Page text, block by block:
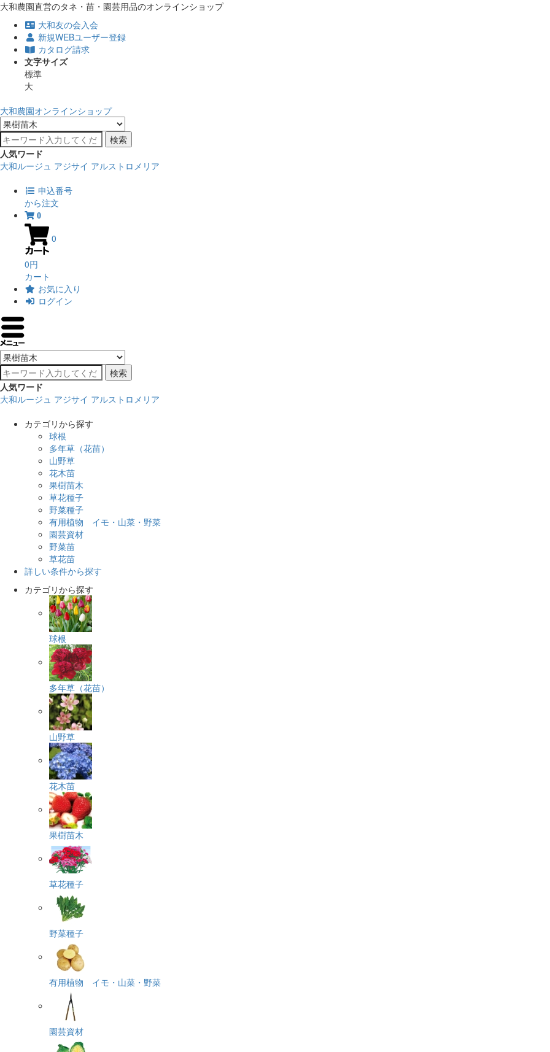
大和農園直営のタネ・苗・園芸用品のオンラインショップ
大和友の会入会
新規WEBユーザー登録
カタログ請求
文字サイズ
標準
大
大和農園オンラインショップ
検索
人気ワード
大和ルージュ アジサイ アルストロメリア
申込番号
から注文
0
0
0円
カート
お気に入り
ログイン
検索
人気ワード
大和ルージュ アジサイ アルストロメリア
カテゴリから探す
球根
多年草（花苗）
山野草
花木苗
果樹苗木
草花種子
野菜種子
有用植物 イモ・山菜・野菜
園芸資材
野菜苗
草花苗
詳しい条件から探す
カテゴリから探す
球根
多年草（花苗）
山野草
花木苗
果樹苗木
草花種子
野菜種子
有用植物 イモ・山菜・野菜
園芸資材